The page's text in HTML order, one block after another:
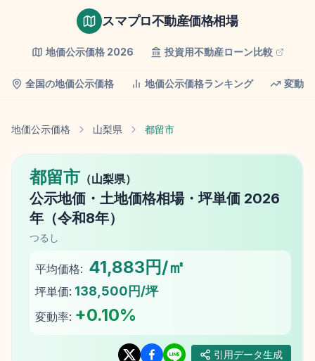
スマプロ不動産価格相場
地価公示価格 2026 投資用不動産ローン比較
全国の地価公示価格 地価公示価格ランキング 変動
地価公示価格 山梨県 都留市
都留市 （山梨県）
公示地価 ・土地価格相場・坪単価 2026
年（令和8年）
つるし
平均価格: 41,883円/㎡
坪単価: 138,500円/坪
変動率: +0.10%
引用データ生成